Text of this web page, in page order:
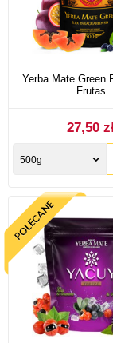
Yerba Mate Green
Frutas
27,50
500g